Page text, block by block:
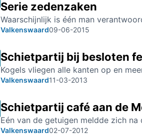
Serie zedenzaken
Waarschijnlijk is één man
Valkenswaard09-06-2015
Schietpartij bij besloten
Kogels vliegen alle kanten op en
Valkenswaard11-03-2013
Schietpartij café aan de
Eén van de getuigen meldde zich na
Valkenswaard02-07-2012